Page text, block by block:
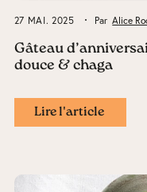
27 MAI. 2025 Par Alice
Gâteau
douce & chaga
Lire l'article